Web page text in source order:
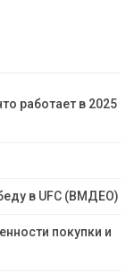
работает в 2025
в UFC (ВМДЕО)
покупки и